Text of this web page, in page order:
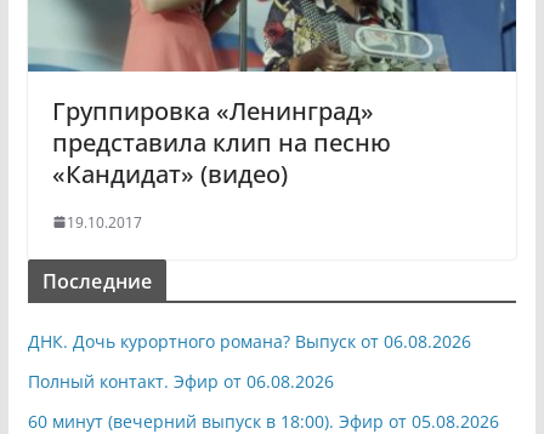
Группировка «Ленинград»
представила клип на песню
«Кандидат» (видео)
19.10.2017
Последние
ДНК. Дочь курортного романа? Выпуск от 06.08.2026
Полный контакт. Эфир от 06.08.2026
60 минут (вечерний выпуск в 18:00). Эфир от 05.08.2026